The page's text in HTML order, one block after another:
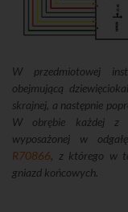
W przedmiotowej
obejmującą
skrajnej, a następnie
W obrębie każdej z
wyposażonej w
R70866, z którego w
gniazd końcowych.